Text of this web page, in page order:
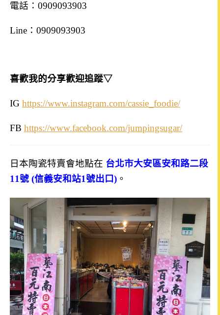
電話：0909093903
Line：0909093903
喜歡我的分享歡迎追蹤▽
IG https://www.instagram.com/cassie_foodie/
FB https://www.facebook.com/jumpingsugar/
日本陶瓷特賣會地點在 台北市大安區安和路二段
11號 (信義安和站1號出口) 。